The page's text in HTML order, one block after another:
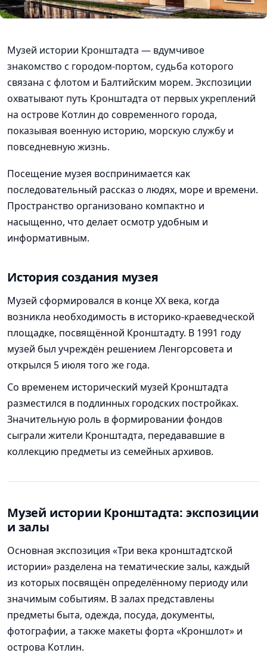
Музей истории Кронштадта — вдумчивое
знакомство с городом-портом, судьба которого
связана с флотом и Балтийским морем. Экспозиции
охватывают путь Кронштадта от первых укреплений
на острове Котлин до современного города,
показывая военную историю, морскую службу и
повседневную жизнь.
Посещение музея воспринимается как
последовательный рассказ о людях, море и времени.
Пространство организовано компактно и
насыщенно, что делает осмотр удобным и
информативным.
История создания музея
Музей сформировался в конце XX века, когда
возникла необходимость в историко-краеведческой
площадке, посвящённой Кронштадту. В 1991 году
музей был учреждён решением Ленгорсовета и
открылся 5 июля того же года.
Со временем исторический музей Кронштадта
разместился в подлинных городских постройках.
Значительную роль в формировании фондов
сыграли жители Кронштадта, передававшие в
коллекцию предметы из семейных архивов.
Музей истории Кронштадта: экспозиции
и залы
Основная экспозиция «Три века кронштадтской
истории» разделена на тематические залы, каждый
из которых посвящён определённому периоду или
значимым событиям. В залах представлены
предметы быта, одежда, посуда, документы,
фотографии, а также макеты форта «Кроншлот» и
острова Котлин.